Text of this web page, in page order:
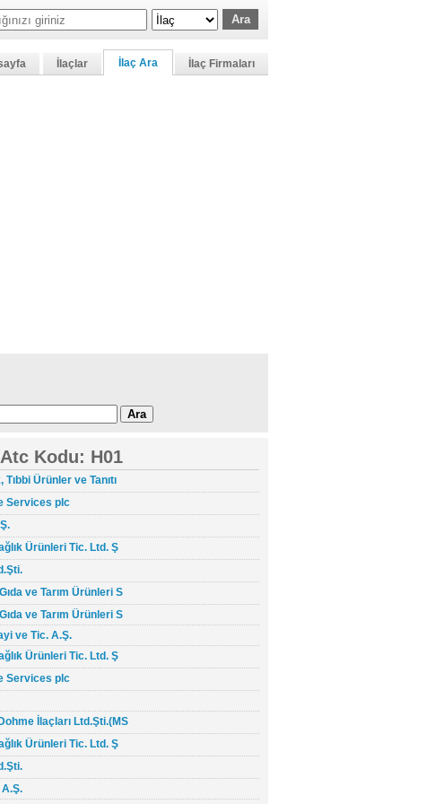
İlaçlar İlaç Ara İlaç Firmaları
Kodu: H01
Tıbbi Ürünler ve Tanıtı
Services plc
Ürünleri Tic. Ltd. Ş
ve Tarım Ürünleri S
ve Tarım Ürünleri S
ve Tic. A.Ş.
Ürünleri Tic. Ltd. Ş
Services plc
İlaçları Ltd.Şti.(MS
Ürünleri Tic. Ltd. Ş